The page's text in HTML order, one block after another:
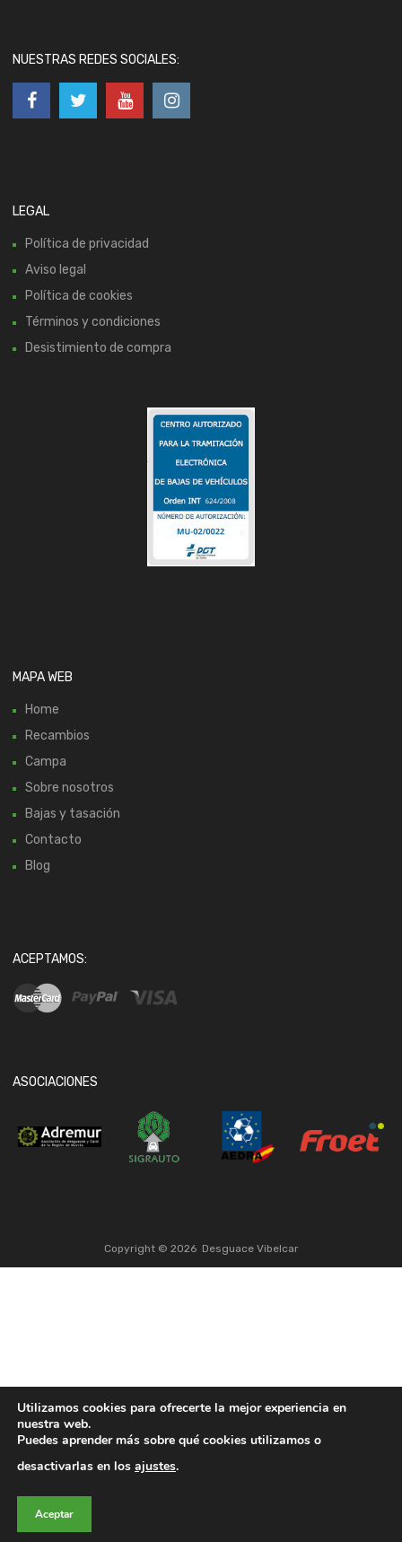
NUESTRAS REDES SOCIALES:
LEGAL
Política de privacidad
Aviso legal
Política de cookies
Términos y condiciones
Desistimiento de compra
MAPA WEB
Home
Recambios
Campa
Sobre nosotros
Bajas y tasación
Contacto
Blog
ACEPTAMOS:
ASOCIACIONES
Copyright © 2026 Desguace Vibelcar
Utilizamos cookies para ofrecerte la mejor experiencia en
nuestra web.
Puedes aprender más sobre qué cookies utilizamos o
desactivarlas en los ajustes.
Aceptar